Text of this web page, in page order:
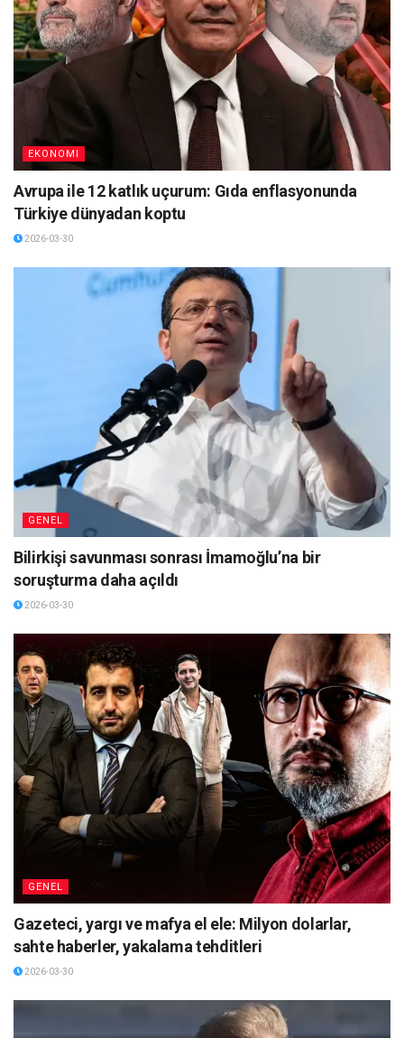
EKONOMI
Avrupa ile 12 katlık uçurum: Gıda enflasyonunda
Türkiye dünyadan koptu
2026-03-30
GENEL
Bilirkişi savunması sonrası İmamoğlu’na bir
soruşturma daha açıldı
2026-03-30
GENEL
Gazeteci, yargı ve mafya el ele: Milyon dolarlar,
sahte haberler, yakalama tehditleri
2026-03-30